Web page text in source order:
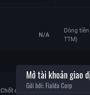
N/A
Dòng
TTM)
Chốt quyền ngày 8/7/2026: Nhiều
Mở tài khoản giao
Gửi bởi: Fialda Corp